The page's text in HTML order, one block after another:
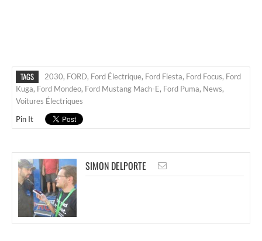
TAGS 2030, FORD, Ford Électrique, Ford Fiesta, Ford Focus, Ford
Kuga, Ford Mondeo, Ford Mustang Mach-E, Ford Puma, News,
Voitures Électriques
Pin It
SIMON DELPORTE